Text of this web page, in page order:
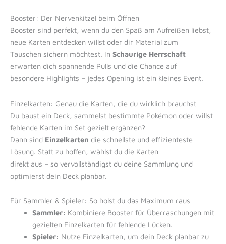
Booster: Der Nervenkitzel beim Öffnen
Booster sind perfekt, wenn du den Spaß am Aufreißen liebst,
neue Karten entdecken willst oder dir Material zum
Tauschen sichern möchtest. In Schaurige Herrschaft
erwarten dich spannende Pulls und die Chance auf
besondere Highlights – jedes Opening ist ein kleines Event.
Einzelkarten: Genau die Karten, die du wirklich brauchst
Du baust ein Deck, sammelst bestimmte Pokémon oder willst
fehlende Karten im Set gezielt ergänzen?
Dann sind Einzelkarten die schnellste und effizienteste
Lösung. Statt zu hoffen, wählst du die Karten
direkt aus – so vervollständigst du deine Sammlung und
optimierst dein Deck planbar.
Für Sammler & Spieler: So holst du das Maximum raus
Sammler: Kombiniere Booster für Überraschungen mit
gezielten Einzelkarten für fehlende Lücken.
Spieler: Nutze Einzelkarten, um dein Deck planbar zu